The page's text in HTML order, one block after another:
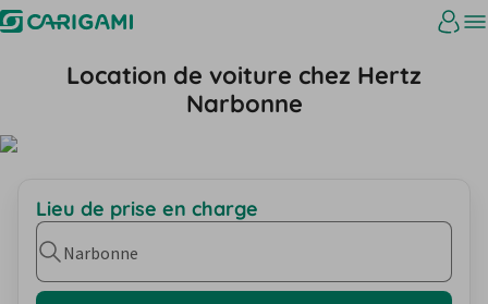
Location de voiture chez Hertz
Narbonne
Lieu de prise en charge
Narbonne